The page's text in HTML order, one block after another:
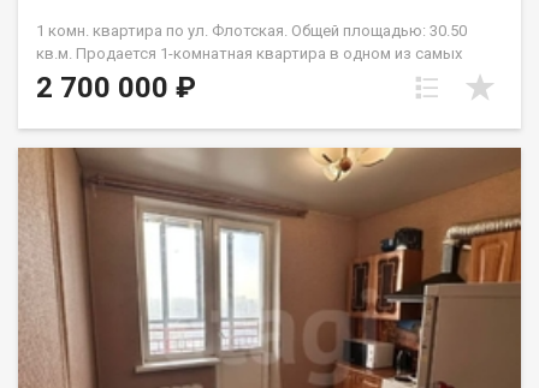
1 комн. квартира по ул. Флотская. Общей площадью: 30.50
кв.м. Продается 1-комнатная квартира в одном из самых
красивых и экологически чистом районе города. С развитой
инфраструктурой. Рядом продуктовые магазины, садик,
площадка. Сам дом находится в зеленой зоне — что
обеспечивает свежий воздух и тишину. Свободные
парковочные места. Рядом остановка общественного
транспорта. Квартира с ремонтом и частично с мебелью.
Возможен обмен на вашу недвижимость. Возможна продажа
в рассрочку. При звонке, пожалуйста, сообщите номер
варианта - JV010541108842.
2 700 000 ₽